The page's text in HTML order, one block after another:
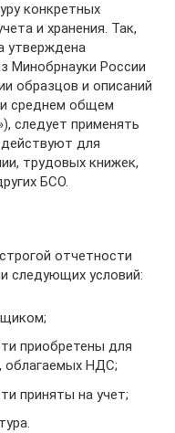
конкретных
и хранения. Так,
утверждена
Минобрнауки России
образцов и описаний
среднем общем
следует применять
для
трудовых книжек,
БСО.
отчетности
следующих условий:
приобретены для
облагаемых НДС;
приняты на учет;